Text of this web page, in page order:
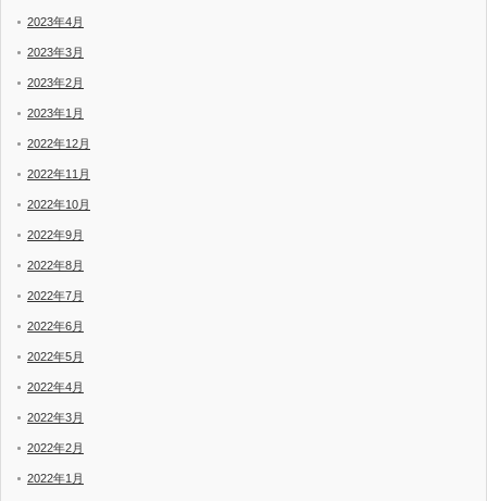
2023年4月
2023年3月
2023年2月
2023年1月
2022年12月
2022年11月
2022年10月
2022年9月
2022年8月
2022年7月
2022年6月
2022年5月
2022年4月
2022年3月
2022年2月
2022年1月